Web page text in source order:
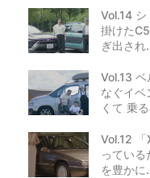
Vol.14
掛けた
ぎ出され
Vol.13
なぐイベ
くて 乗
Vol.12
ってい
を豊かに